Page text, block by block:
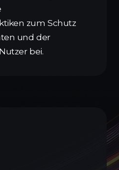
zum Schutz
und der
bei.